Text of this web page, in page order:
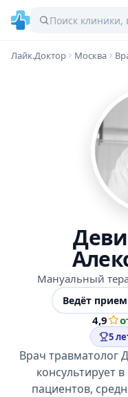
Лайк.Доктор Москва
Мануальный
Ведёт
4,9
5
Врач травматолог
консультирует
пациентов,